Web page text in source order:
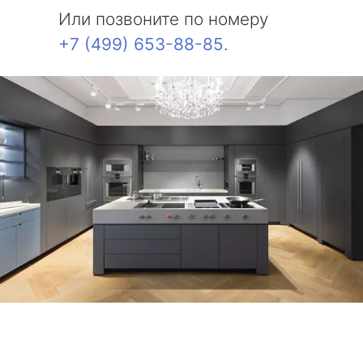
Или позвоните по номеру
+7 (499) 653-88-85.